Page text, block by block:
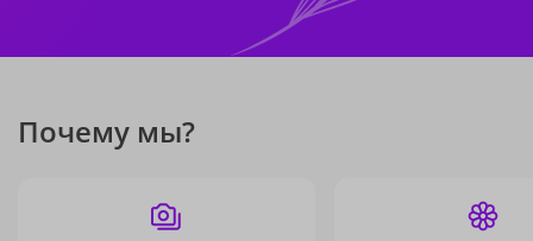
Почему мы?